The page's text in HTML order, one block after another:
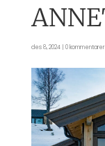
des 8, 2024| 0 kommentarer